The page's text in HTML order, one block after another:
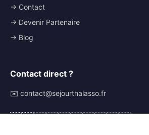
→ Contact
→ Devenir Partenaire
→ Blog
Contact direct ?
✉️ contact@sejourthalasso.fr
🇫🇷🇬🇧🇩🇪🇪🇸🇮🇹